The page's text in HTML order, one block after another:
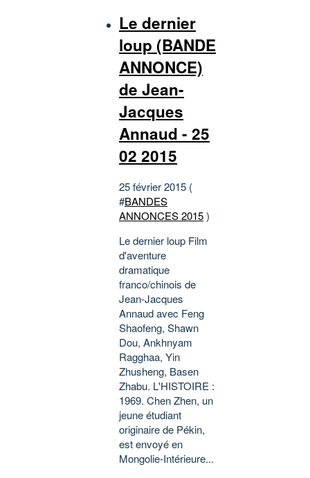
Le dernier
loup (BANDE
ANNONCE)
de Jean-
Jacques
Annaud - 25
02 2015
25 février 2015 (
#BANDES
ANNONCES 2015)
Le dernier loup Film
d'aventure
dramatique
franco/chinois de
Jean-Jacques
Annaud avec Feng
Shaofeng, Shawn
Dou, Ankhnyam
Ragghaa, Yin
Zhusheng, Basen
Zhabu. L'HISTOIRE :
1969. Chen Zhen, un
jeune étudiant
originaire de Pékin,
est envoyé en
Mongolie-Intérieure...